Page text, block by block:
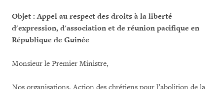
Objet : Appel au respect des droits à la liberté
d'expression, d'association et de réunion pacifique en
République de Guinée
Monsieur le Premier Ministre,
Nos organisations, Action des chrétiens pour l’abolition de la